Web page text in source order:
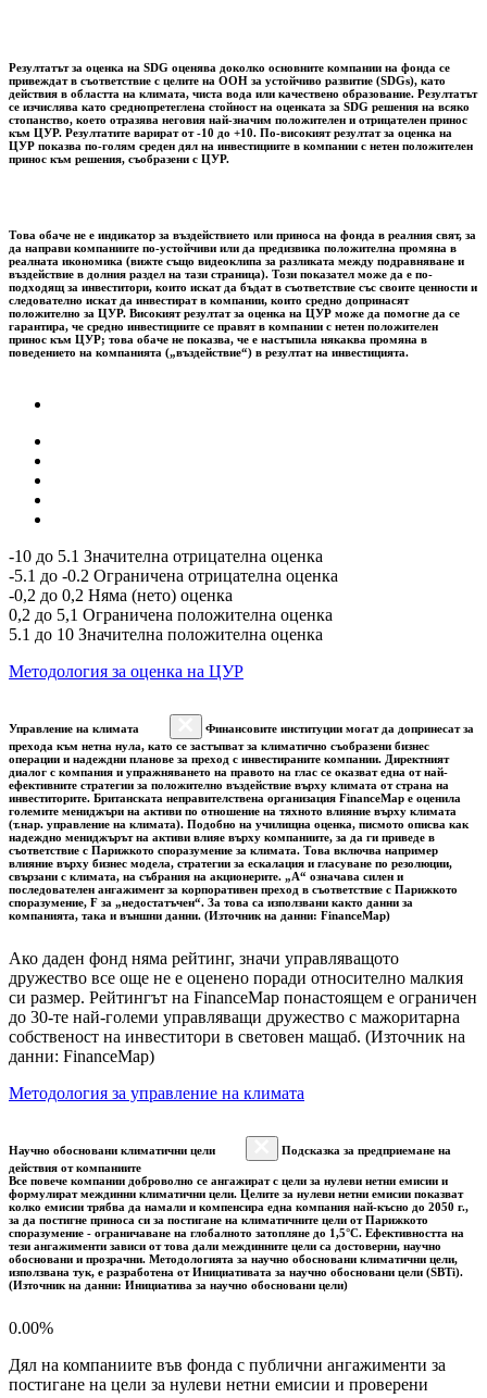
Резултатът за оценка на SDG оценява доколко основните компании на фонда се
привеждат в съответствие с целите на ООН за устойчиво развитие (SDGs), като
действия в областта на климата, чиста вода или качествено образование. Резултатът
се изчислява като среднопретеглена стойност на оценката за SDG решения на всяко
стопанство, което отразява неговия най-значим положителен и отрицателен принос
към ЦУР. Резултатите варират от -10 до +10. По-високият резултат за оценка на
ЦУР показва по-голям среден дял на инвестициите в компании с нетен положителен
принос към решения, съобразени с ЦУР.
Това обаче не е индикатор за въздействието или приноса на фонда в реалния свят, за
да направи компаниите по-устойчиви или да предизвика положителна промяна в
реалната икономика (вижте също видеоклипа за разликата между подравняване и
въздействие в долния раздел на тази страница). Този показател може да е по-
подходящ за инвеститори, които искат да бъдат в съответствие със своите ценности и
следователно искат да инвестират в компании, които средно допринасят
положително за ЦУР. Високият резултат за оценка на ЦУР може да помогне да се
гарантира, че средно инвестициите се правят в компании с нетен положителен
принос към ЦУР; това обаче не показва, че е настъпила някаква промяна в
поведението на компанията („въздействие“) в резултат на инвестицията.
-10 до 5.1 Значителна отрицателна оценка
-5.1 до -0.2 Ограничена отрицателна оценка
-0,2 до 0,2 Няма (нето) оценка
0,2 до 5,1 Ограничена положителна оценка
5.1 до 10 Значителна положителна оценка
Методология за оценка на ЦУР
Управление на климата
Финансовите институции могат да допринесат за
прехода към нетна нула, като се застъпват за климатично съобразени бизнес
операции и надеждни планове за преход с инвестираните компании. Директният
диалог с компания и упражняването на правото на глас се оказват една от най-
ефективните стратегии за положително въздействие върху климата от страна на
инвеститорите. Британската неправителствена организация FinanceMap е оценила
големите мениджъри на активи по отношение на тяхното влияние върху климата
(т.нар. управление на климата). Подобно на училищна оценка, писмото описва как
надеждно мениджърът на активи влияе върху компаниите, за да ги приведе в
съответствие с Парижкото споразумение за климата. Това включва например
влияние върху бизнес модела, стратегии за ескалация и гласуване по резолюции,
свързани с климата, на събрания на акционерите. „A“ означава силен и
последователен ангажимент за корпоративен преход в съответствие с Парижкото
споразумение, F за „недостатъчен“. За това са използвани както данни за
компанията, така и външни данни. (Източник на данни: FinanceMap)
Ако даден фонд няма рейтинг, значи управляващото
дружество все още не е оценено поради относително малкия
си размер. Рейтингът на FinanceMap понастоящем е ограничен
до 30-те най-големи управляващи дружество с мажоритарна
собственост на инвеститори в световен мащаб. (Източник на
данни: FinanceMap)
Методология за управление на климата
Научно обосновани климатични цели
Подсказка за предприемане на
действия от компаниите
Все повече компании доброволно се ангажират с цели за нулеви нетни емисии и
формулират междинни климатични цели. Целите за нулеви нетни емисии показват
колко емисии трябва да намали и компенсира една компания най-късно до 2050 г.,
за да постигне приноса си за постигане на климатичните цели от Парижкото
споразумение - ограничаване на глобалното затопляне до 1,5°C. Ефективността на
тези ангажименти зависи от това дали междинните цели са достоверни, научно
обосновани и прозрачни. Методологията за научно обосновани климатични цели,
използвана тук, е разработена от Инициативата за научно обосновани цели (SBTi).
(Източник на данни: Инициатива за научно обосновани цели)
0.00%
Дял на компаниите във фонда с публични ангажименти за
постигане на цели за нулеви нетни емисии и проверени